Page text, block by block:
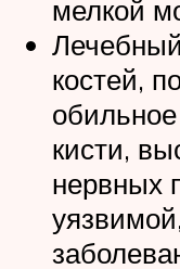
мелкой
костей,
кисти,
нервных